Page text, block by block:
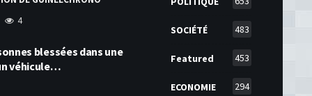
4
blessées dans une
véhicule…
SOCIÉTÉ 483
Featured 453
ECONOMIE 294